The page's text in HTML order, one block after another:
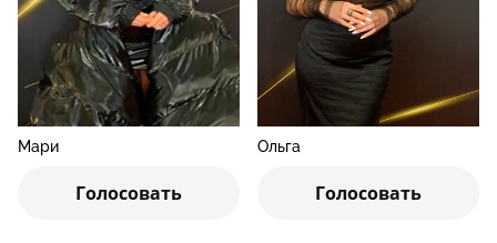
56.9%
Мари
Голосовать
43.1%
Ольга
Голосовать